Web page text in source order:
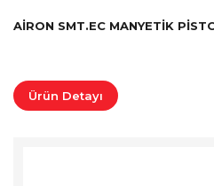
AIRON SMT.EC MANYETIK
Ürün Detayı